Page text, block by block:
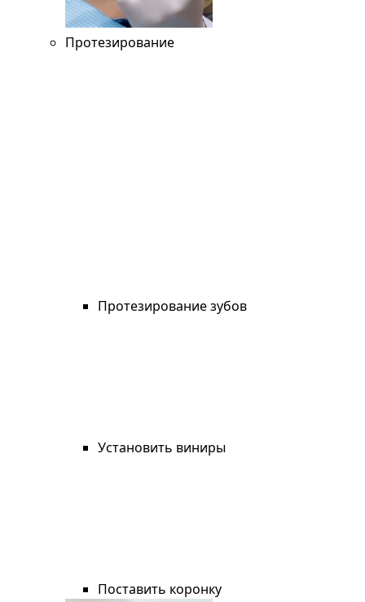
Протезирование
Протезирование зубов
Установить виниры
Поставить коронку